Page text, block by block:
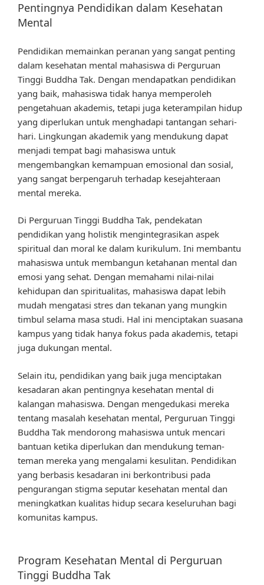
Pentingnya Pendidikan dalam Kesehatan
Mental
Pendidikan memainkan peranan yang sangat penting
dalam kesehatan mental mahasiswa di Perguruan
Tinggi Buddha Tak. Dengan mendapatkan pendidikan
yang baik, mahasiswa tidak hanya memperoleh
pengetahuan akademis, tetapi juga keterampilan hidup
yang diperlukan untuk menghadapi tantangan sehari-
hari. Lingkungan akademik yang mendukung dapat
menjadi tempat bagi mahasiswa untuk
mengembangkan kemampuan emosional dan sosial,
yang sangat berpengaruh terhadap kesejahteraan
mental mereka.
Di Perguruan Tinggi Buddha Tak, pendekatan
pendidikan yang holistik mengintegrasikan aspek
spiritual dan moral ke dalam kurikulum. Ini membantu
mahasiswa untuk membangun ketahanan mental dan
emosi yang sehat. Dengan memahami nilai-nilai
kehidupan dan spiritualitas, mahasiswa dapat lebih
mudah mengatasi stres dan tekanan yang mungkin
timbul selama masa studi. Hal ini menciptakan suasana
kampus yang tidak hanya fokus pada akademis, tetapi
juga dukungan mental.
Selain itu, pendidikan yang baik juga menciptakan
kesadaran akan pentingnya kesehatan mental di
kalangan mahasiswa. Dengan mengedukasi mereka
tentang masalah kesehatan mental, Perguruan Tinggi
Buddha Tak mendorong mahasiswa untuk mencari
bantuan ketika diperlukan dan mendukung teman-
teman mereka yang mengalami kesulitan. Pendidikan
yang berbasis kesadaran ini berkontribusi pada
pengurangan stigma seputar kesehatan mental dan
meningkatkan kualitas hidup secara keseluruhan bagi
komunitas kampus.
Program Kesehatan Mental di Perguruan
Tinggi Buddha Tak